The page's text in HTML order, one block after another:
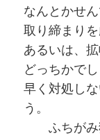
なんとかせ
取り締まりを
あるいは、
どっちかでし
早く対処し
う。
ふちがみ